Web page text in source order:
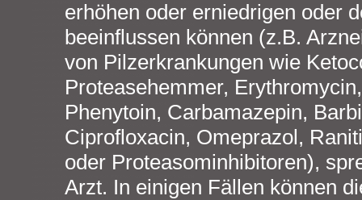
erhöhen oder erniedrigen oder
beeinflussen können (z.B.
von Pilzerkrankungen wie
Proteasehemmer,
Phenytoin, Carbamazepin,
Ciprofloxacin, Omeprazol,
oder Proteasominhibitoren),
Arzt. In einigen Fällen können